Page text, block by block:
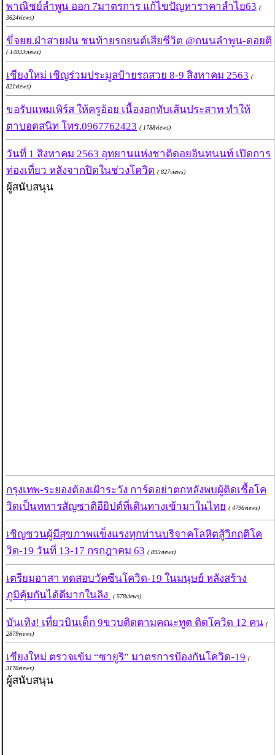
พาณิชย์ลำพูน ออก 7มาตรการ แก้ไขปัญหาราคาลำไย63 (
3624views)
ขี่จยย.ฝ่าสายฝน ชนท้ายรถยนต์เสียชีวิต @ถนนลำพูน-ดอยติ
( 14033views)
เชียงใหม่ เชิญร่วมประมูลป้ายรถสวย 8-9 สิงหาคม 2563 (
821views)
ขอรับแพมเพิร์ส ให้ครูอ้อย เนื้องอกทับเส้นประสาท ทำให้
ตาบอดสนิท โทร.0967762423 ( 1788views)
วันที่ 1 สิงหาคม 2563 อุทยานแห่งชาติดอยอินทนนท์ เปิดการ
ท่องเที่ยว หลังจากปิดในช่วงโควิด ( 827views)
ผู้สนับสนุน
กรุงเทพ-ระยองต้องเฝ้าระวัง การ์ดอย่าตกหลังพบผู้ติดเชื้อโค
วิดเป็นทหารสัญชาติอียิปต์ที่เดินทางเข้ามาในไทย ( 4796views)
เชิญชวนผู้มีสุขภาพแข็งแรงทุกท่านบริจาคโลหิตสู้วิกฤติโค
วิด-19 วันที่ 13-17 กรกฎาคม 63 ( 895views)
เตรียมอาสา ทดสอบวัคซีนโควิด-19 ในมนุษย์ หลังสร้าง
ภูมิคุ้มกันได้ดีมากในลิง
( 578views)
บันเทิง! เที่ยวบินเด็ก 9ขวบติดตามคณะทูต ติดโควิด 12 คน (
2879views)
เชียงใหม่ ตรวจเข้ม “ซายูริ” มาตรการป้องกันโควิด-19 (
3176views)
ผู้สนับสนุน